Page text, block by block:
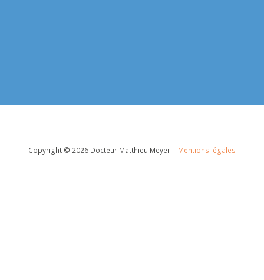
Copyright © 2026 Docteur Matthieu Meyer | Mentions légales